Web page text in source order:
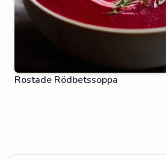
Rostade Rödbetssoppa